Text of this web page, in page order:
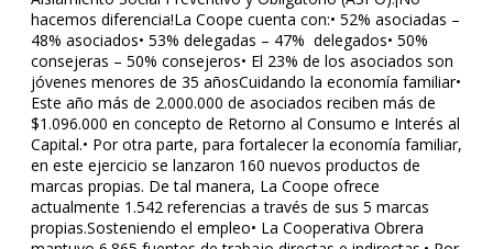
hacemos diferencia!La Coope cuenta con:• 52% asociadas –
48% asociados• 53% delegadas – 47% delegados• 50%
consejeras – 50% consejeros• El 23% de los asociados son
jóvenes menores de 35 añosCuidando la economía familiar•
Este año más de 2.000.000 de asociados reciben más de
$1.096.000 en concepto de Retorno al Consumo e Interés al
Capital.• Por otra parte, para fortalecer la economía familiar,
en este ejercicio se lanzaron 160 nuevos productos de
marcas propias. De tal manera, La Coope ofrece
actualmente 1.542 referencias a través de sus 5 marcas
propias.Sosteniendo el empleo• La Cooperativa Obrera